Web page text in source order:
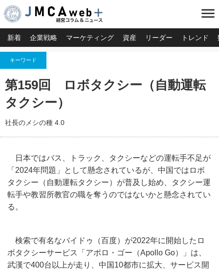
menu
新着 企業戦略 マーケティング 資産 リーダー トレンド
キーワード
第159回 ロボタクシー（自動運転
タクシー）
社長のメシの種 4.0
日本ではバス、トラック、タクシーなどの運転手不足が
「2024年問題」として懸念されているが、中国ではロボ
タクシー（自動運転タクシー）が普及し始め、タクシー運
転手や教習所教官の職を奪うのではないかと懸念されてい
る。
検索で有名なバイドゥ（百度）が2022年に開始したロ
ボタクシーサービス「アポロ・ゴー（Apollo Go）」は、
武漢で400台以上が走り、中国10都市に拡大、サービス開